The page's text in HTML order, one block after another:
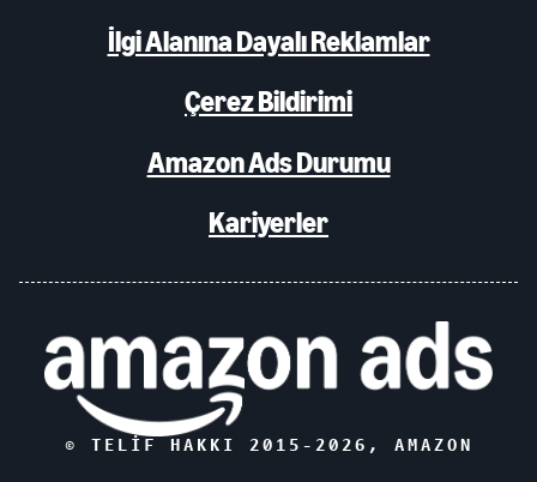
İlgi Alanına Dayalı Reklamlar
Çerez Bildirimi
Amazon Ads Durumu
Kariyerler
© TELIF HAKKI 2015- 2026 , AMAZON